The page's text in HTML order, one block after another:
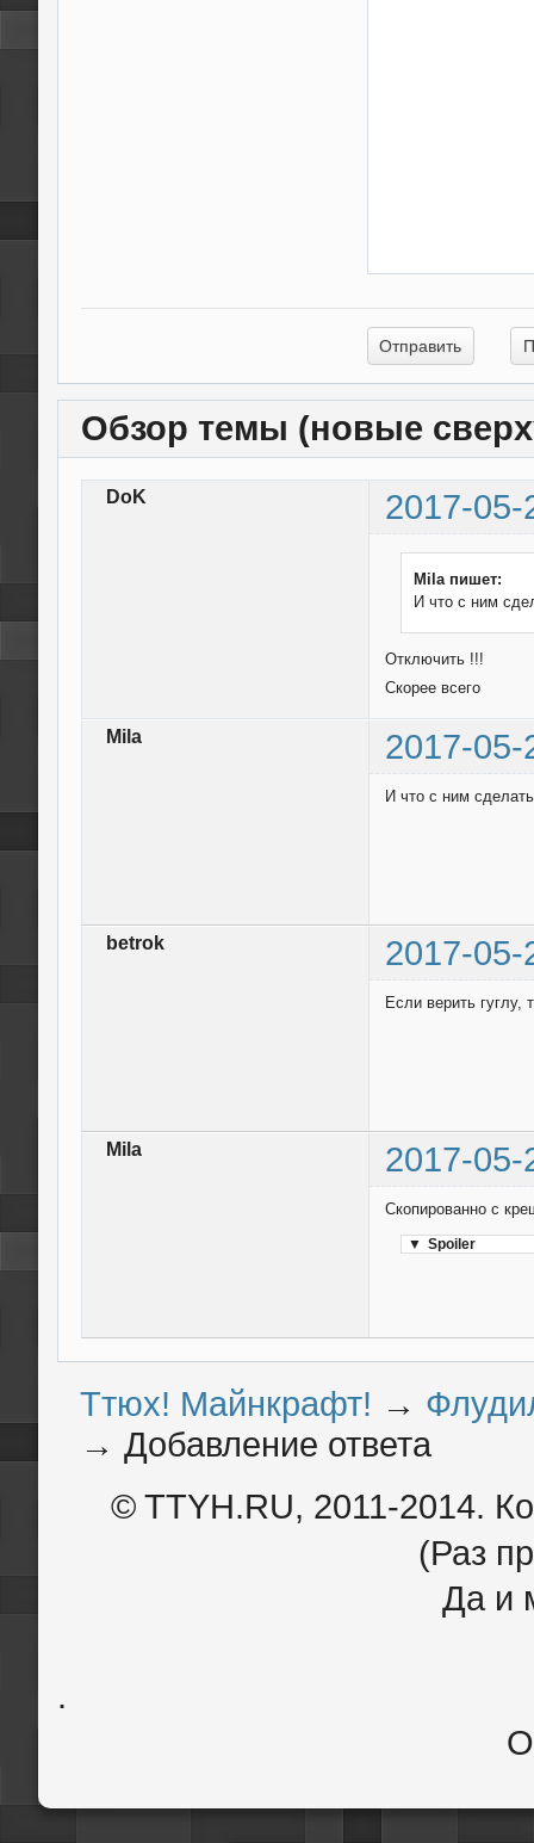
Обзор темы (новые
DoK 2017-05-
Mila пишет:
И что с ним
Отключить !!!
Скорее всего
Mila 2017-05-
И что с ним
betrok 2017-05-
Если верить гуглу,
Mila 2017-05-
Скопированно с
▼ Spoiler
Ттюх! Майнкрафт! →
→ Добавление ответа
© TTYH.RU, 2011-2014.
(Раз
Да и
.